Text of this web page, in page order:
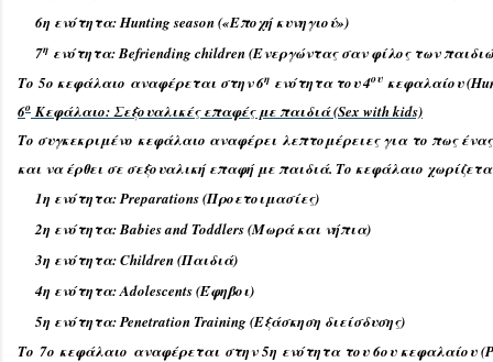
6η ενότητα: Hunting season («Εποχή κυνηγιού»)
7η ενότητα: Befriending children (Ενεργώντας σαν φίλος των
Το 5ο κεφάλαιο αναφέρεται στην 6η ενότητα του 4ου κεφαλαίου
6ο Κεφάλαιο: Σεξουαλικές επαφές με παιδιά (Sex with kids)
Το συγκεκριμένο κεφάλαιο αναφέρει λεπτομέρειες για το πως
και να έρθει σε σεξουαλική επαφή με παιδιά. Το κεφάλαιο
1η ενότητα: Preparations (Προετοιμασίες)
2η ενότητα: Babies and Toddlers (Μωρά και νήπια)
3η ενότητα: Children (Παιδιά)
4η ενότητα: Adolescents (Έφηβοι)
5η ενότητα: Penetration Training (Εξάσκηση διείσδυσης)
Το 7ο κεφάλαιο αναφέρεται στην 5η ενότητα του 6ου κεφαλαίου